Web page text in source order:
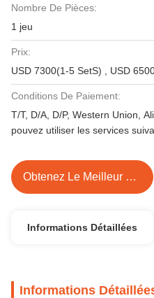
Nombre De Pièces:
1 jeu
Prix:
Conditions De Paiement:
T/T, D/A, D/P, Western Union,
pouvez utiliser les services
Obtenez Le Meilleur Prix
Informations Détaillées
Informations